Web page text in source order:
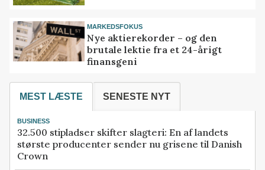
MARKEDSFOKUS
Nye aktierekorder – og den
brutale lektie fra et 24-årigt
finansgeni
MEST LÆSTE SENESTE NYT
BUSINESS
32.500 stipladser skifter slagteri: En af landets
største producenter sender nu grisene til Danish
Crown